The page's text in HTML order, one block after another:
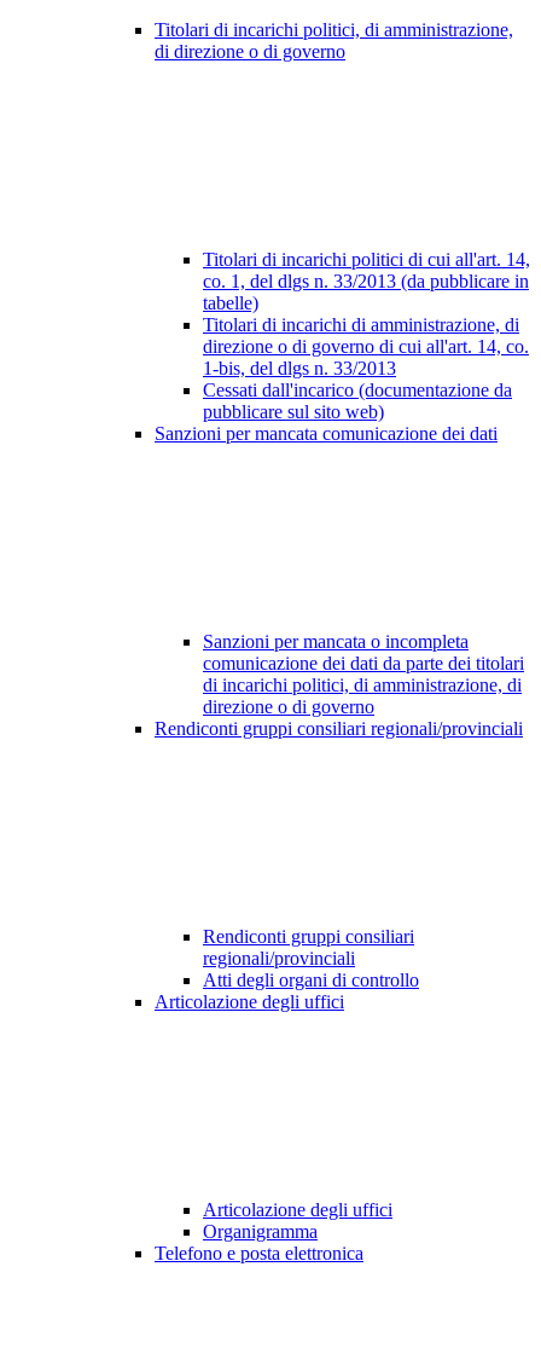
Titolari di incarichi politici, di amministrazione,
di direzione o di governo
Titolari di incarichi politici di cui all'art. 14,
co. 1, del dlgs n. 33/2013 (da pubblicare in
tabelle)
Titolari di incarichi di amministrazione, di
direzione o di governo di cui all'art. 14, co.
1-bis, del dlgs n. 33/2013
Cessati dall'incarico (documentazione da
pubblicare sul sito web)
Sanzioni per mancata comunicazione dei dati
Sanzioni per mancata o incompleta
comunicazione dei dati da parte dei titolari
di incarichi politici, di amministrazione, di
direzione o di governo
Rendiconti gruppi consiliari regionali/provinciali
Rendiconti gruppi consiliari
regionali/provinciali
Atti degli organi di controllo
Articolazione degli uffici
Articolazione degli uffici
Organigramma
Telefono e posta elettronica